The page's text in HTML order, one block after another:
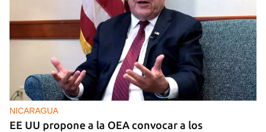
NICARAGUA
EE UU propone a la OEA convocar a los